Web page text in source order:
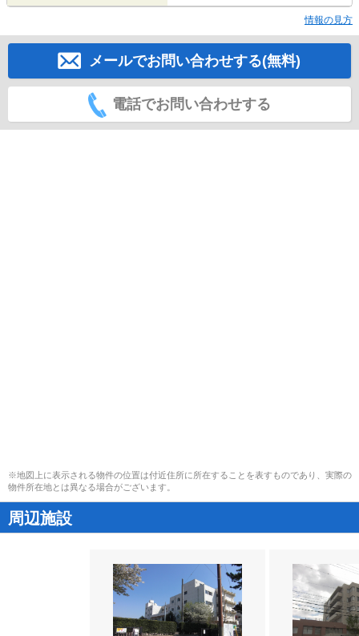
情報の見方
メールでお問い合わせする(無料)
電話でお問い合わせする
※地図上に表示される物件の位置は付近住所に所在することを表すものであり、実際の
物件所在地とは異なる場合がございます。
周辺施設